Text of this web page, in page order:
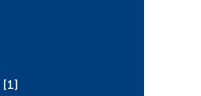
[1]